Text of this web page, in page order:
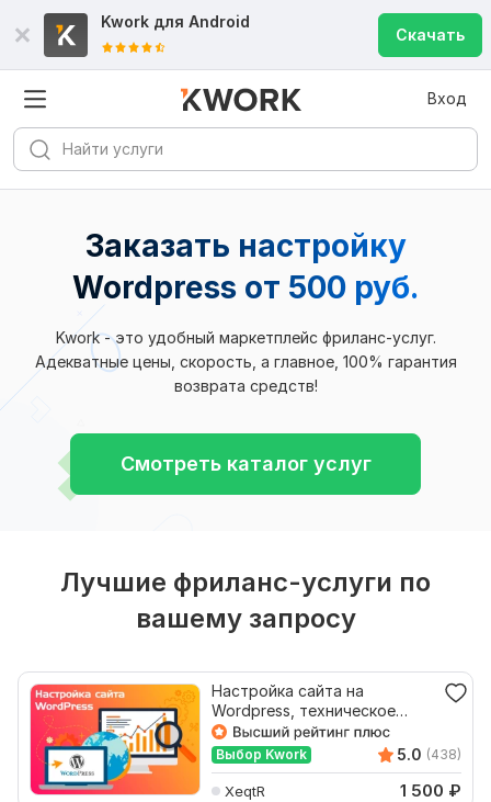
Kwork для Android
Скачать
Вход
Заказать настройку
Wordpress от 500 руб.
Kwork - это удобный маркетплейс фриланс-услуг.
Адекватные цены, скорость, а главное, 100% гарантия
возврата средств!
Смотреть каталог услуг
Лучшие фриланс-услуги по
вашему запросу
Настройка сайта на
Wordpress, техническое
обслуживание
Выбор Kwork 5.0 (438)
XeqtR 1 500 ₽